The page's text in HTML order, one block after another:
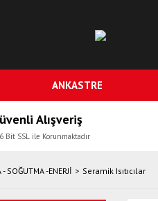
ANKASTRE
Alışveriş
Bit SSL ile Korunmaktadır
- SOĞUTMA -ENERJİ Seramik Isıtıcılar